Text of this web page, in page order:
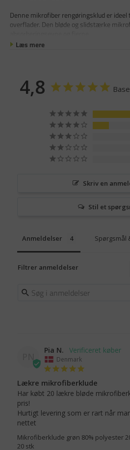
Denne mikrofiber rengøringsklud er
overflader. Den bløde og slidstærke
Læs mere
4,8
Skriv en
Stil et
Anmeldelser Spørgsmål
Filtrer anmeldelser
Pia N.
Denmark
Lækre mikrofiberklude
Har købt 20 lækre bløde
pris!
Hurtigt levering som er rart når
nettet
Mikrofiberklude grøn 80% polyester
20 stk